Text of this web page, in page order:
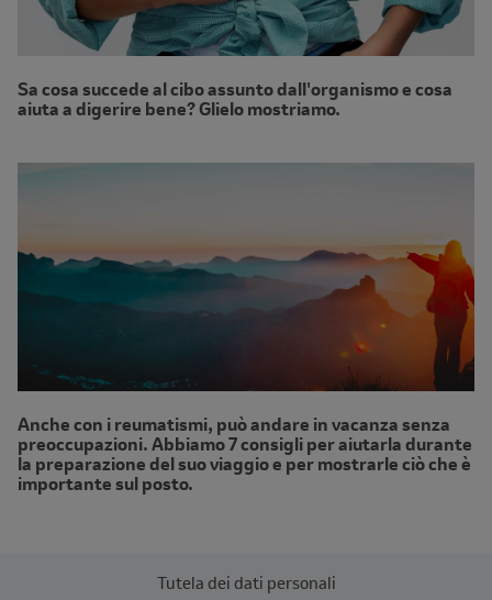
Sa cosa succede al cibo assunto dall'organismo e cosa
aiuta a digerire bene? Glielo mostriamo.
Anche con i reumatismi, può andare in vacanza senza
preoccupazioni. Abbiamo 7 consigli per aiutarla durante
la preparazione del suo viaggio e per mostrarle ciò che è
importante sul posto.
Tutela dei dati personali